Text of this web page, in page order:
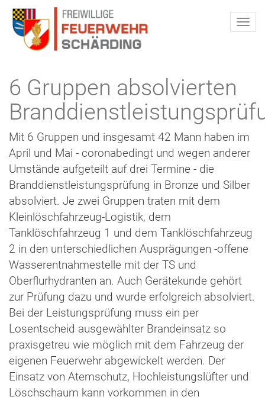
6 Gruppen absolvierten
Mit 6 Gruppen und insgesamt 42 Mann haben im
April und Mai - coronabedingt und wegen anderer
Umstände aufgeteilt auf drei Termine - die
Branddienstleistungsprüfung in Bronze und Silber
absolviert. Je zwei Gruppen traten mit dem
Kleinlöschfahrzeug-Logistik, dem
Tanklöschfahrzeug 1 und dem Tanklöschfahrzeug
2 in den unterschiedlichen Ausprägungen -offene
Wasserentnahmestelle mit der TS und
Oberflurhydranten an. Auch Gerätekunde gehört
zur Prüfung dazu und wurde erfolgreich absolviert.
Bei der Leistungsprüfung muss ein per
Losentscheid ausgewählter Brandeinsatz so
praxisgetreu wie möglich mit dem Fahrzeug der
eigenen Feuerwehr abgewickelt werden. Der
Einsatz von Atemschutz, Hochleistungslüfter und
Löschschaum kann vorkommen in den